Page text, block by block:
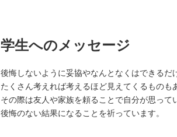
学生へのメッセージ
後悔しないように妥協やなんとなくはできるだ
たくさん考えれば考えるほど見えてくるものも
その際は友人や家族を頼ることで自分が思って
後悔のない結果になることを祈っています。